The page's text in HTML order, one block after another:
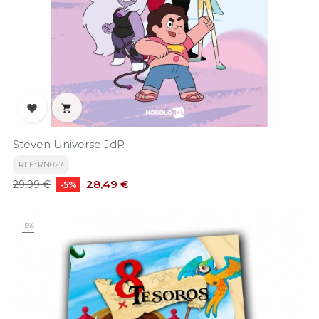
 
Steven Universe JdR
REF: RN027
Precio
29,99 € -5% Precio
28,49 €
-5%